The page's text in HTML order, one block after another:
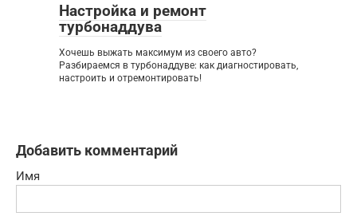
Настройка и ремонт
турбонаддува
Хочешь выжать максимум из своего авто?
Разбираемся в турбонаддуве: как диагностировать,
настроить и отремонтировать!
Добавить комментарий
Имя